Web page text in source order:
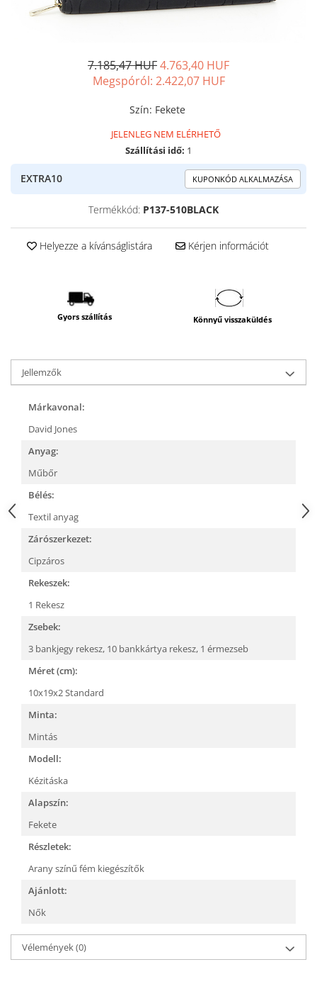
7.185,47 HUF4.763,40 HUF
Megspóról: 2.422,07 HUF
Szín: Fekete
JELENLEG NEM ELÉRHETŐ
Szállítási idő: 1
EXTRA10 KUPONKÓD ALKALMAZÁSA
Termékkód: P137-510BLACK
Helyezze a kívánságlistára Kérjen információt
Gyors szállítás Könnyű visszaküldés
Jellemzők
Márkavonal:
David Jones
Anyag:
Műbőr
Bélés:
Textil anyag
Zárószerkezet:
Cipzáros
Rekeszek:
1 Rekesz
Zsebek:
3 bankjegy rekesz, 10 bankkártya rekesz, 1 érmezseb
Méret (cm):
10x19x2 Standard
Minta:
Mintás
Modell:
Kézitáska
Alapszín:
Fekete
Részletek:
Arany színű fém kiegészítők
Ajánlott:
Nők
Vélemények(0)